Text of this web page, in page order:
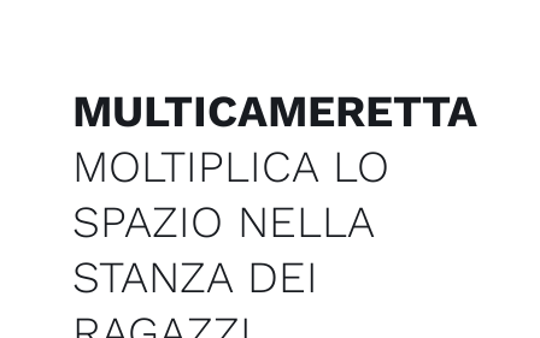
MULTICAMERETTA
MOLTIPLICA LO
SPAZIO NELLA
STANZA DEI